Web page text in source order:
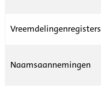
Vreemdelingenregisters
Naamsaannemingen